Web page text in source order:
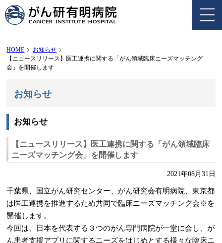
HOME
お知らせ
【ニュースリリース】医工連携に関する「がん領域臨床ニーズマッチング
会」を開催します
お知らせ
お知らせ
【ニュースリリース】医工連携に関する「がん領域臨床
ニーズマッチング会」を開催します
2021年08月31日
千葉県、国立がん研究センター、がん研究会有明病院、東京都
は医工連携を推進するため共同で臨床ニーズマッチング会※ を
開催します。
今回は、日本を代表する３つのがん専門病院が一堂に会し、が
ん患者支援アプリに関するニーズをはじめとする様々な臨床ニ